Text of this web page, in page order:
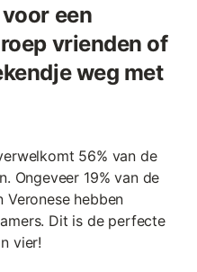
een
vrienden of
weg met
56% van de
Ongeveer 19% van de
Veronese hebben
Dit is de perfecte
vier!